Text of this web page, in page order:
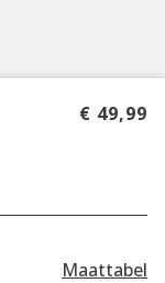
€ 49,99
Maattabel